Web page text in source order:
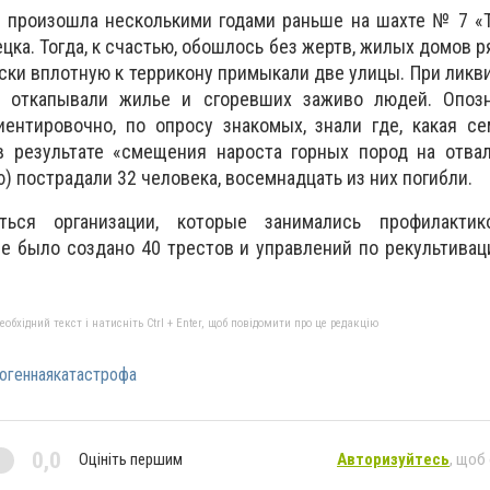
произошла несколькими годами раньше на шахте № 7
Тогда, к счастью, обошлось без жертв, жилых домов
вплотную к террикону примыкали две улицы. При
откапывали жилье и сгоревших заживо людей.
по опросу знакомых, знали где, какая
«смещения нароста горных пород на
пострадали 32 человека, восемнадцать из них погибли.
организации, которые занимались
было создано 40 трестов и управлений по
текст і натисніть Ctrl + Enter, щоб повідомити про це редакцію
0,0 Оцініть першим Авторизуйтесь, щоб